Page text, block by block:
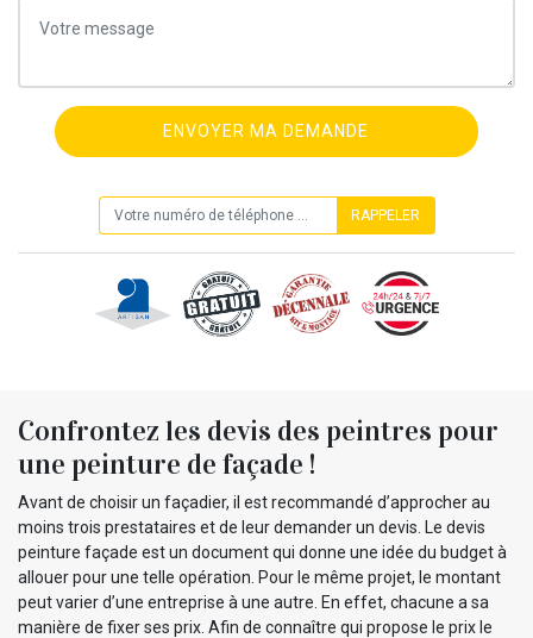
Confrontez les devis des peintres pour
une peinture de façade !
Avant de choisir un façadier, il est recommandé d’approcher au
moins trois prestataires et de leur demander un devis. Le devis
peinture façade est un document qui donne une idée du budget à
allouer pour une telle opération. Pour le même projet, le montant
peut varier d’une entreprise à une autre. En effet, chacune a sa
manière de fixer ses prix. Afin de connaître qui propose le prix le